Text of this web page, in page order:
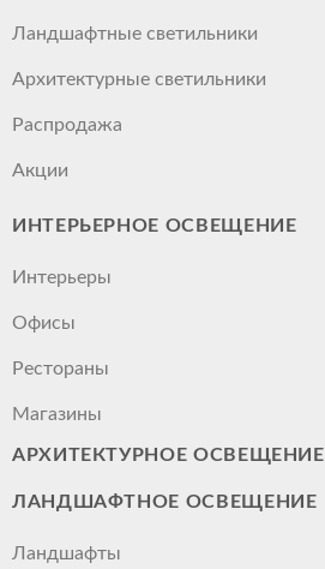
Ландшафтные светильники
Архитектурные светильники
Распродажа
Акции
ИНТЕРЬЕРНОЕ ОСВЕЩЕНИЕ
Интерьеры
Офисы
Рестораны
Магазины
АРХИТЕКТУРНОЕ ОСВЕЩЕНИЕ
ЛАНДШАФТНОЕ ОСВЕЩЕНИЕ
Ландшафты